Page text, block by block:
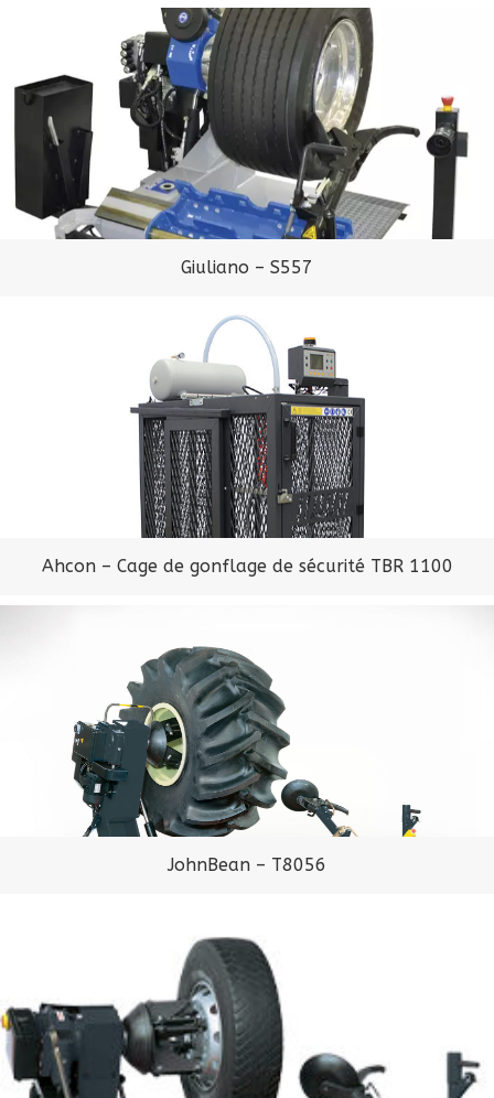
Giuliano – S557
Ahcon – Cage de gonflage de sécurité TBR 1100
JohnBean – T8056